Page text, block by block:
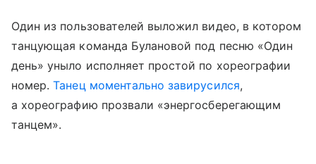
Один из пользователей выложил видео, в котором
танцующая команда Булановой под песню «Один
день» уныло исполняет простой по хореографии
номер.Танец моментально завирусился,
а хореографию прозвали «энергосберегающим
танцем».